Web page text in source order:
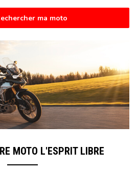
ma moto
MOTO L'ESPRIT LIBRE